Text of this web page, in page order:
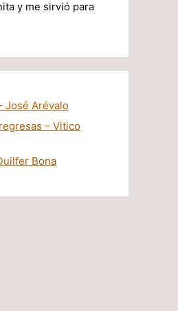
y me sirvió para
José Arévalo
– Vitico
Bona